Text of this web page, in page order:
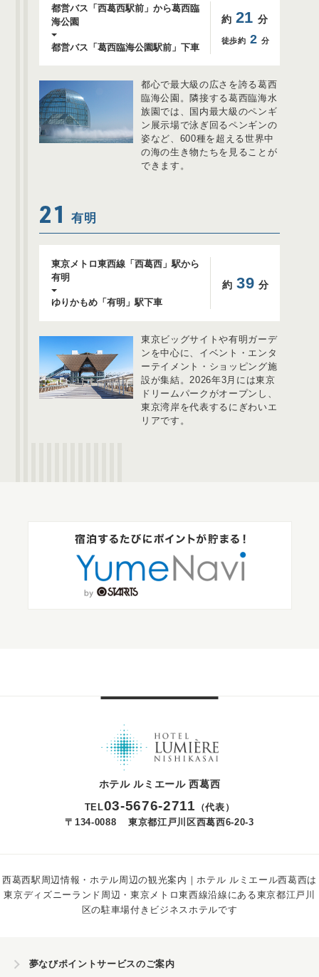
西葛西駅周辺情報・ホテル周辺の観光案内｜ホテル ルミエール西葛西は
東京ディズニーランド周辺・東京メトロ東西線沿線にある東京都江戸川
区の駐車場付きビジネスホテルです
都営バス「西葛西駅前」から葛西臨
海公園
都営バス「葛西臨海公園駅前」下車
約 21 分
徒歩約 2 分
都心で最大級の広さを誇る葛西
臨海公園。​隣接する葛西臨海水
族園では、国内最大級のペンギ
ン展示場で泳ぎ回るペンギンの
姿など、​600種を超える世界中
の海の生き物たちを見ることが
できます。
21 有明
東京メトロ東西線「西葛西」駅から
有明
ゆりかもめ「有明」駅下車
約 39 分
東京ビッグサイトや有明ガーデ
ンを中心に、​イベント・エンタ
ーテイメント・ショッピング施
設が集結。​2026年3月には東京
ドリームパークがオープンし、​
東京湾岸を代表するにぎわいエ
リアです。
ホテル ルミエール 西葛西
TEL03-5676-2711
（代表）
〒134-0088
東京都江戸川区西葛西6-20-3
夢なびポイントサービスのご案内